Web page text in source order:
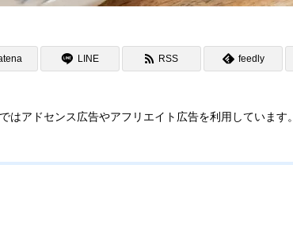
LINE RSS feedly
はアドセンス広告やアフリエイト広告を利用しています。